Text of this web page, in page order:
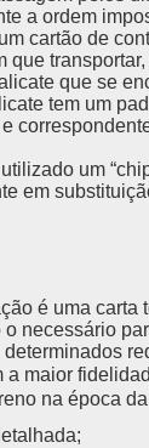
a ordem
cartão de
que
que se
tem um
um
em
é uma carta
necessário
a maior
na época